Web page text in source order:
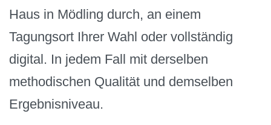
Haus in Mödling durch, an einem
Tagungsort Ihrer Wahl oder vollständig
digital. In jedem Fall mit derselben
methodischen Qualität und demselben
Ergebnisniveau.